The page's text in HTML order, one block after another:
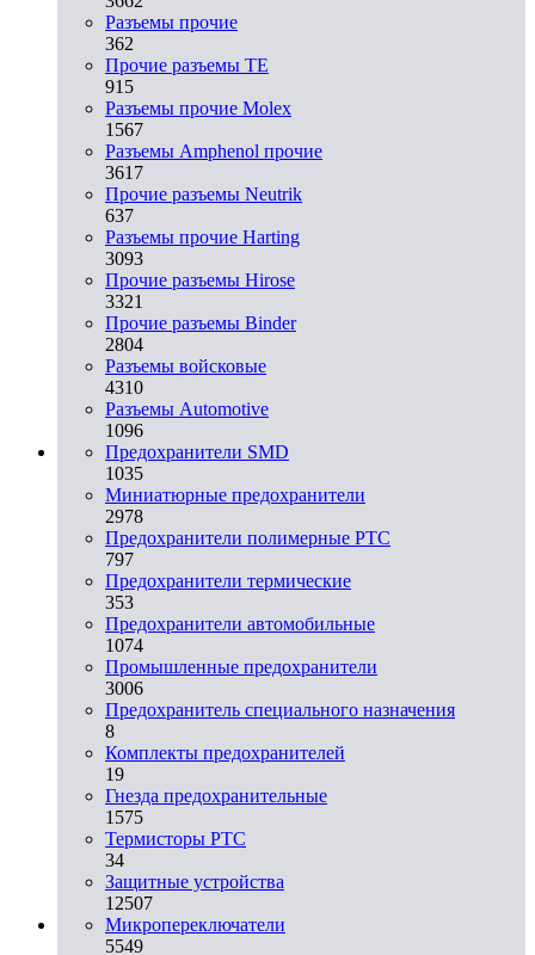
Разъeмы прочие
362
Прочие разъемы TE
915
Разъемы прочие Molex
1567
Разъемы Amphenol прочие
3617
Прочие разъемы Neutrik
637
Разъемы прочие Harting
3093
Прочие разъемы Hirose
3321
Прочие разъемы Binder
2804
Разъемы войсковые
4310
Разъeмы Automotive
1096
Предохранители SMD
1035
Миниатюрные предохранители
2978
Предохранители полимерные PTC
797
Предохранители термические
353
Предохранители автомобильные
1074
Промышленные предохранители
3006
Предохранитель специального назначения
8
Комплекты предохранителей
19
Гнезда предохранительные
1575
Термисторы PTC
34
Защитные устройства
12507
Микропереключатели
5549